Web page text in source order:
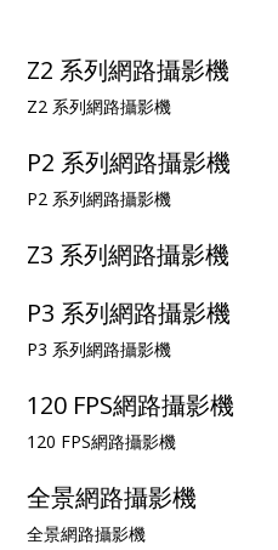
Z2 系列網路攝影機
Z2 系列網路攝影機
P2 系列網路攝影機
P2 系列網路攝影機
Z3 系列網路攝影機
P3 系列網路攝影機
P3 系列網路攝影機
120 FPS網路攝影機
120 FPS網路攝影機
全景網路攝影機
全景網路攝影機